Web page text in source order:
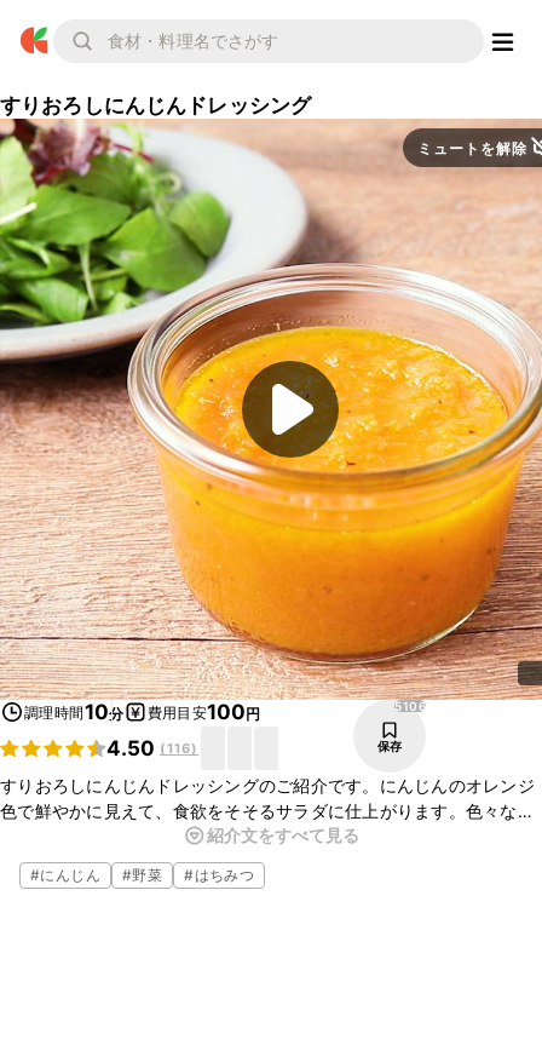
すりおろしにんじんドレッシング
ミュートを解除
調理時間10分 費用目安100円
4.50 (116)
5106
保存
すりおろしにんじんドレッシングのご紹介です。にんじんのオレンジ
色で鮮やかに見えて、食欲をそそるサラダに仕上がります。色々な種
類の野菜を盛り付ければ、豪華になるのでおもてなしの一品としても
喜ばれます。是非お試し下さいね。
紹介文をすべて見る
#にんじん #野菜 #はちみつ